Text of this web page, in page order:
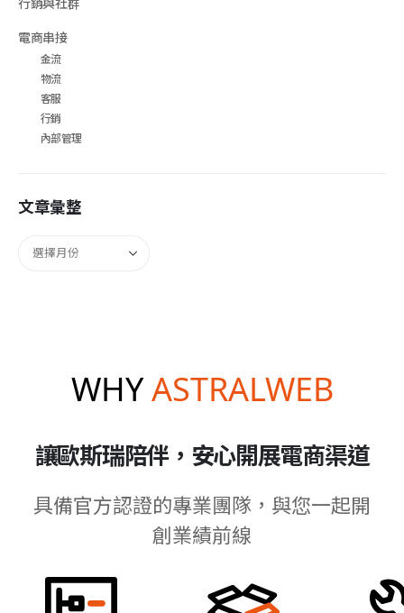
電商串接
金流
物流
客服
行銷
內部管理
文章彙整
WHYASTRALWEB
讓歐斯瑞陪伴，安心開展電商渠道
具備官方認證的專業團隊，與您一起開
創業績前線